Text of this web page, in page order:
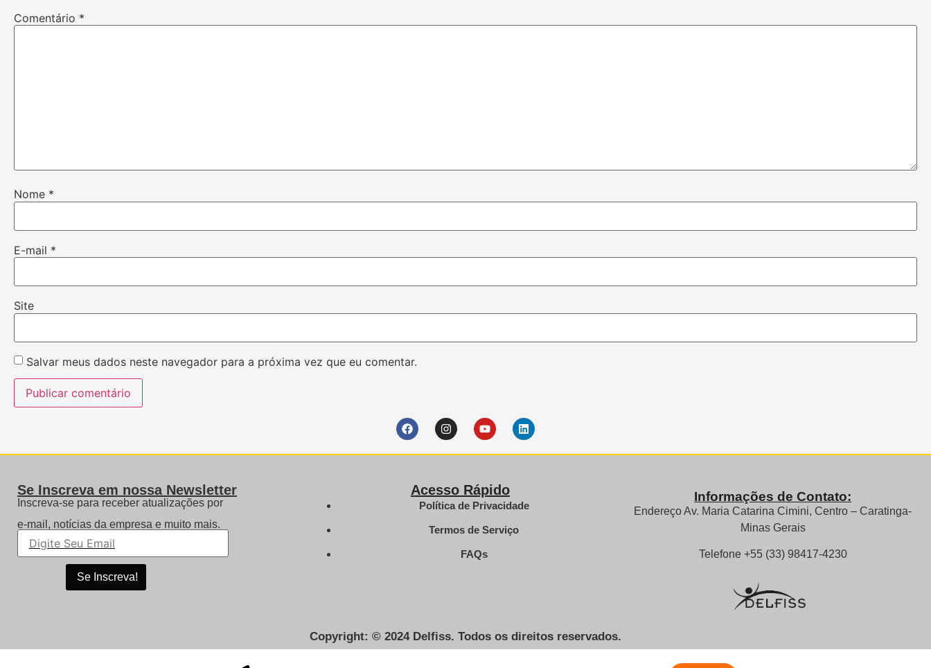
Comentário *
Nome *
E-mail *
Site
Salvar meus dados neste navegador para a próxima vez que eu comentar.
Se Inscreva em nossa Newsletter
Inscreva-se para receber atualizações por
e-mail, notícias da empresa e muito mais.
Acesso Rápido
Política de Privacidade
Termos de Serviço
FAQs
Informações de Contato:
Endereço Av. Maria Catarina Cimini, Centro – Caratinga-
Minas Gerais
Telefone +55 (33) 98417-4230
Copyright: © 2024 Delfiss. Todos os direitos reservados.